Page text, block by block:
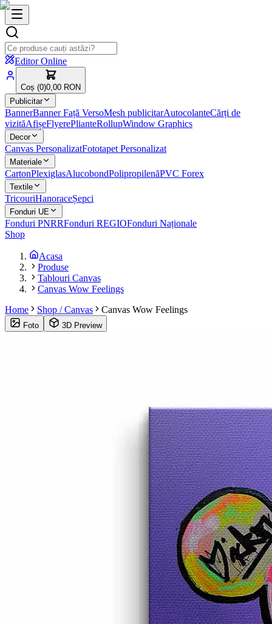
Editor Online
Coș (0)0,00 RON
Publicitar
BannerBanner Față VersoMesh publicitarAutocolanteCărți de
vizităAfișeFlyerePlianteRollupWindow Graphics
Decor
Canvas PersonalizatFototapet Personalizat
Materiale
CartonPlexiglasAlucobondPolipropilenăPVC Forex
Textile
TricouriHanoraceȘepci
Fonduri UE
Fonduri PNRRFonduri REGIOFonduri Naționale
Shop
Acasa
Produse
Tablouri Canvas
Canvas Wow Feelings
Home
Shop / Canvas Canvas Wow Feelings
Foto 3D Preview